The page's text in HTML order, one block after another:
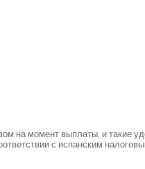
на момент выплаты, и такие
с испанским